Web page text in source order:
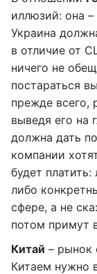
иллюзий: она –
Украина
в отличие от
ничего не
постараться
прежде всего,
выведя его на
должна дать
компании
будет
либо
сфере, а не
потом примут
Китай – рынок
Китаем нужно